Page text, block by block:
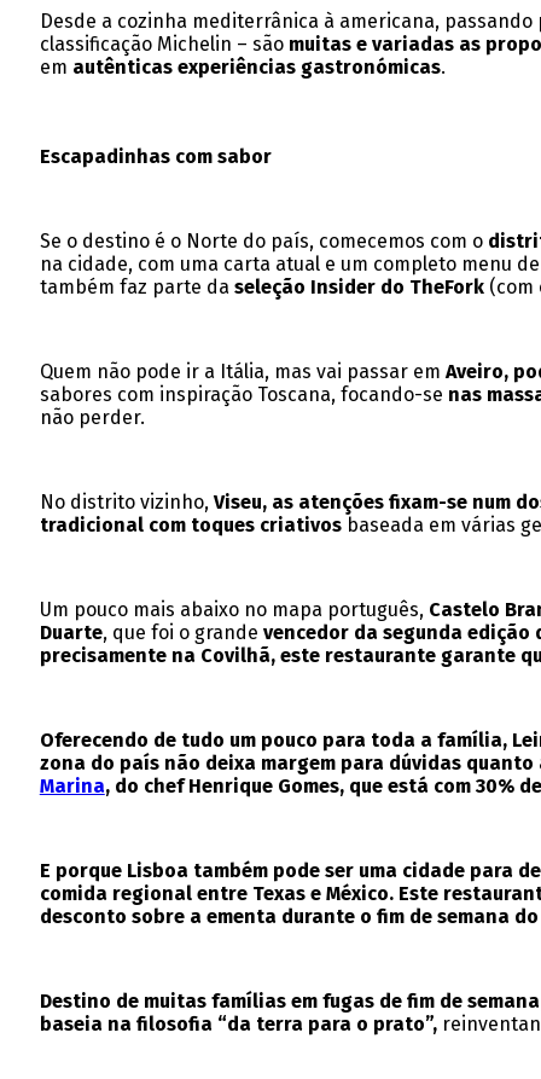
Desde a cozinha mediterrânica à americana,
classificação Michelin – são muitas e variadas as
em autênticas experiências gastronómicas.
Escapadinhas com sabor
Se o destino é o Norte do país, comecemos com o
na cidade, com uma carta atual e um completo menu
também faz parte da seleção Insider do TheFork(com
Quem não pode ir a Itália, mas vai passar em Aveiro,
sabores com inspiração Toscana, focando-se nas
não perder.
No distrito vizinho, Viseu, as atenções fixam-se num
tradicional com toques criativosbaseada em várias
Um pouco mais abaixo no mapa português, Castelo
Duarte, que foi o grande vencedor da segunda
precisamente na Covilhã, este restaurante garante
Oferecendo de tudo um pouco para toda a família,
zona do país não deixa margem para dúvidas quanto
Marina, do chef Henrique Gomes, que está com 30%
E porque Lisboa também pode ser uma cidade para
comida regional entre Texas e México. Este
desconto sobre a ementa durante o fim de semana
Destino de muitas famílias em fugas de fim de
baseia na filosofia “da terra para o prato”,